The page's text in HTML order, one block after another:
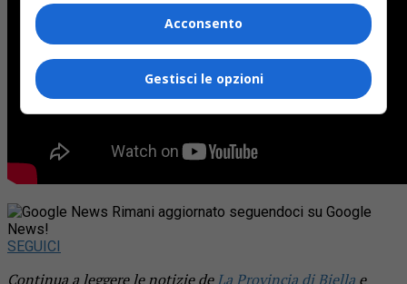
Rimani aggiornato seguendoci su Google
News!
SEGUICI
Continua a leggere le notizie deLa Provincia di Biella e
Acconsento
Gestisci le opzioni